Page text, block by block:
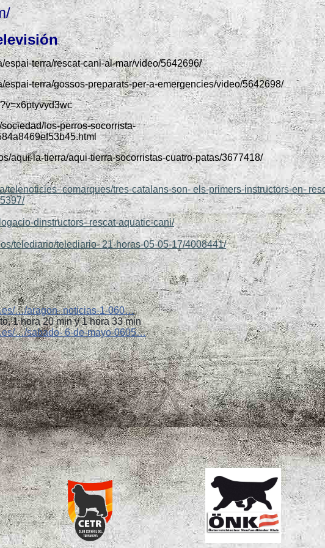
espai-terra/rescat-cani-al-mar/video/5642696/
espai-terra/gossos-preparats-per-a-emergencies/video/5642698/
los-perros-socorrista-
aqui-la-tierra/aqui-tierra-socorristas-cuatro-patas/3677418/
telenoticies- comarques/tres-catalans-son- els-primers-instructors-en-
dinstructors- rescat-aquatic-cani/
telediario/telediario- 21-horas-05-05-17/4008441/
…/aragon- noticias-1-060…
1 hora 20 min y 1 hora 33 min
…/sabado- 6-de-mayo-0605…